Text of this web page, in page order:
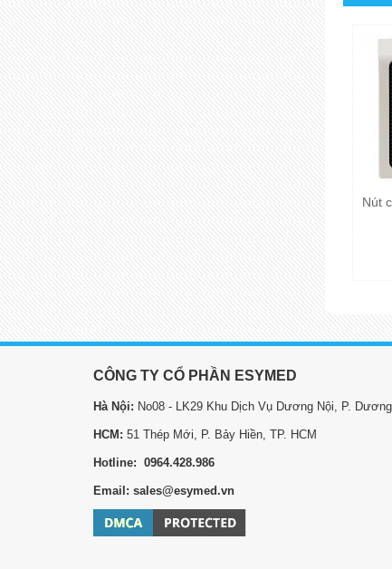
Nút
CÔNG TY CỔ PHẦN ESYMED
Hà Nội: No08 - LK29 Khu Dịch Vụ Dương Nội, P.
HCM: 51 Thép Mới, P. Bảy Hiền, TP. HCM
Hotline: 0964.428.986
Email: sales@esymed.vn